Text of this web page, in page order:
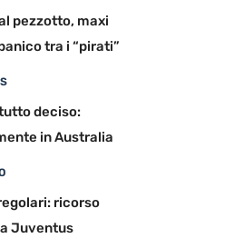
pezzotto, maxi
tra i “pirati”
deciso:
in Australia
ricorso
Juventus